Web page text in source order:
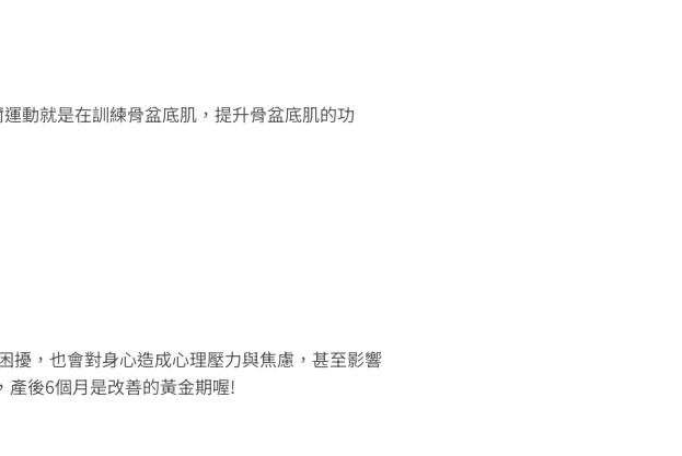
動就是在訓練骨盆底肌，提升骨盆底肌的功
擾，也會對身心造成心理壓力與焦慮，甚至影響
後6個月是改善的黃金期喔!